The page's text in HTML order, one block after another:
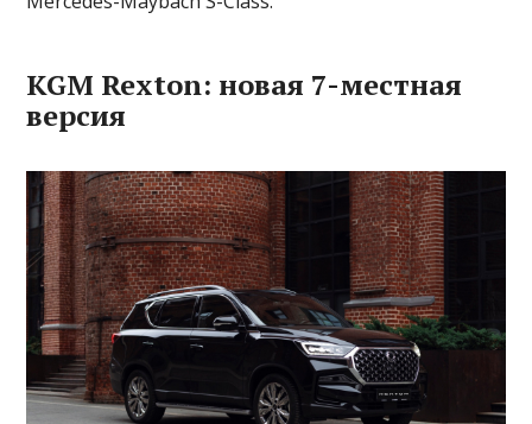
KGM Rexton: новая 7-местная
версия